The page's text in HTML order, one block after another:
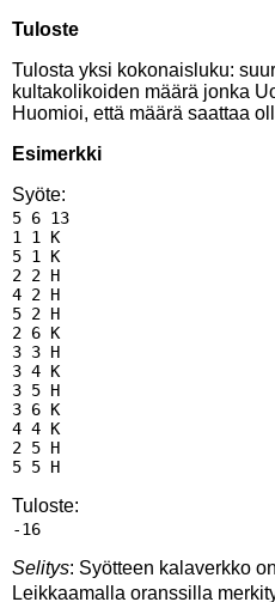
Tuloste
Tulosta yksi kokonaisluku:
kultakolikoiden määrä jonka
Huomioi, että määrä saattaa
Esimerkki
Syöte:
5 6 13
1 1 K
5 1 K
2 2 H
4 2 H
5 2 H
2 6 K
3 3 H
3 4 K
3 5 H
3 6 K
4 4 K
2 5 H
5 5 H
Tuloste:
-16
Selitys: Syötteen kalaverkko
Leikkaamalla oranssilla